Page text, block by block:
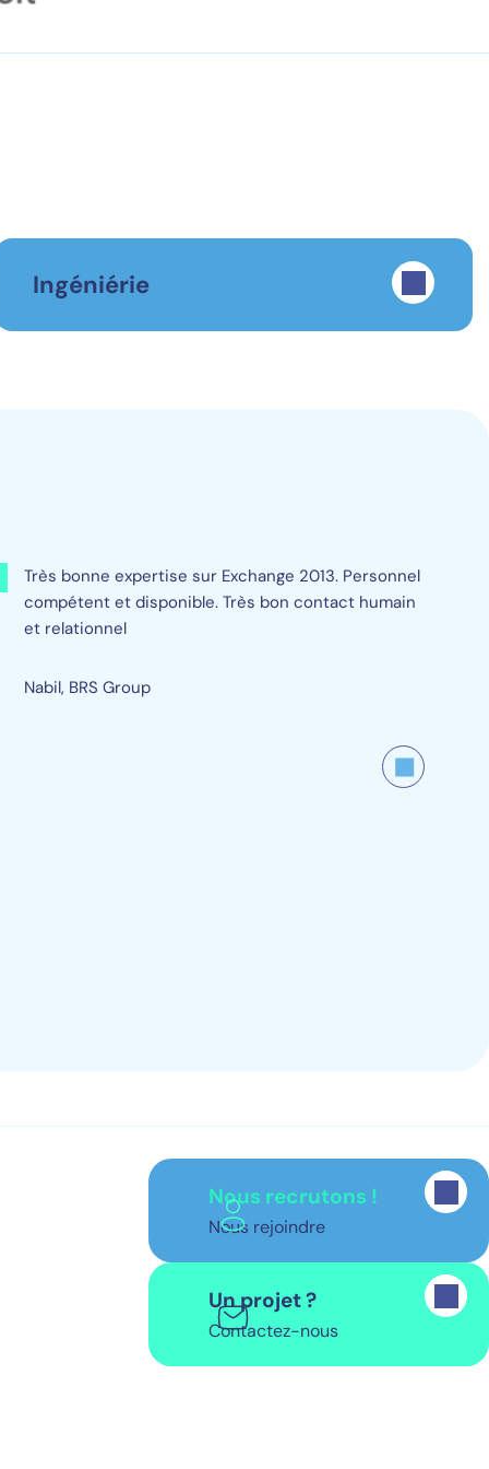
Ingéniérie
Très bonne expertise sur Exchange 2013. Personnel
compétent et disponible. Très bon contact humain
et relationnel
Nabil, BRS Group
Nous recrutons !
Nous rejoindre
Un projet ?
Contactez-nous